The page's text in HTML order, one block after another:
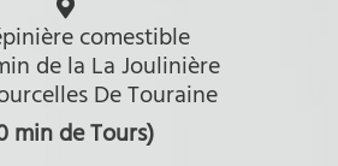
comestible
de la La Joulinière
De Touraine
min de Tours)